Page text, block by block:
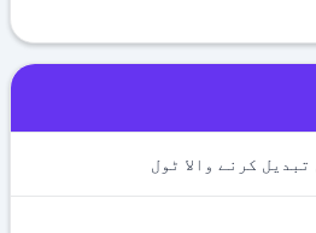
کرنے والا ٹول